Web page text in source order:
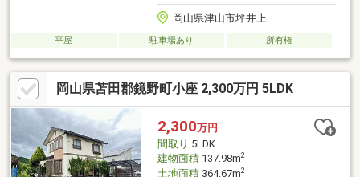
岡山県津山市坪井上
平屋 駐車場あり 所有権
岡山県苫田郡鏡野町小座 2,300万円 5LDK
2,300万円
間取り 5LDK
建物面積137.98m2
土地面積364.67m2